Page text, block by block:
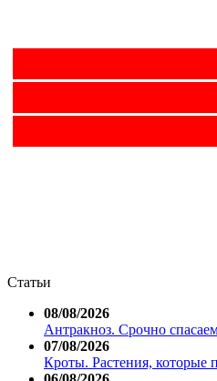
Статьи
08/08/2026
Антракноз. Срочно
07/08/2026
Кроты. Растения, которые